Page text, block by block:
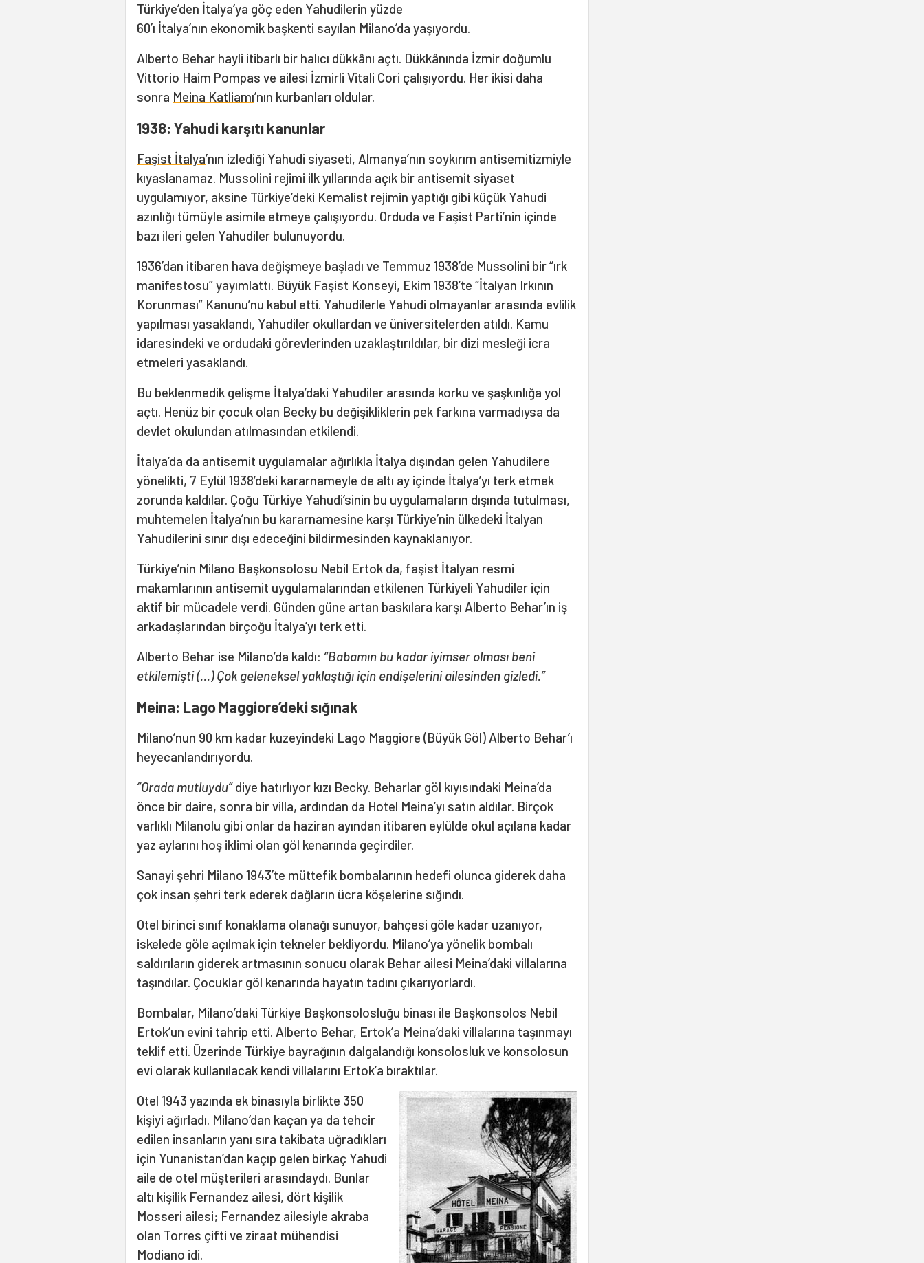
Türkiye’den İtalya’ya göç eden Yahudilerin yüzde
60’ı İtalya’nın ekonomik başkenti sayılan Milano’da yaşıyordu.
Alberto Behar hayli itibarlı bir halıcı dükkânı açtı. Dükkânında İzmir doğumlu
Vittorio Haim Pompas ve ailesi İzmirli Vitali Cori çalışıyordu. Her ikisi daha
sonra Meina Katliamı’nın kurbanları oldular.
1938: Yahudi karşıtı kanunlar
Faşist İtalya’nın izlediği Yahudi siyaseti, Almanya’nın soykırım antisemitizmiyle
kıyaslanamaz. Mussolini rejimi ilk yıllarında açık bir antisemit siyaset
uygulamıyor, aksine Türkiye’deki Kemalist rejimin yaptığı gibi küçük Yahudi
azınlığı tümüyle asimile etmeye çalışıyordu. Orduda ve Faşist Parti’nin içinde
bazı ileri gelen Yahudiler bulunuyordu.
1936’dan itibaren hava değişmeye başladı ve Temmuz 1938’de Mussolini bir “ırk
manifestosu” yayımlattı. Büyük Faşist Konseyi, Ekim 1938’te “İtalyan Irkının
Korunması” Kanunu’nu kabul etti. Yahudilerle Yahudi olmayanlar arasında evlilik
yapılması yasaklandı, Yahudiler okullardan ve üniversitelerden atıldı. Kamu
idaresindeki ve ordudaki görevlerinden uzaklaştırıldılar, bir dizi mesleği icra
etmeleri yasaklandı.
Bu beklenmedik gelişme İtalya’daki Yahudiler arasında korku ve şaşkınlığa yol
açtı. Henüz bir çocuk olan Becky bu değişikliklerin pek farkına varmadıysa da
devlet okulundan atılmasından etkilendi.
İtalya’da da antisemit uygulamalar ağırlıkla İtalya dışından gelen Yahudilere
yönelikti, 7 Eylül 1938’deki kararnameyle de altı ay içinde İtalya’yı terk etmek
zorunda kaldılar. Çoğu Türkiye Yahudi’sinin bu uygulamaların dışında tutulması,
muhtemelen İtalya’nın bu kararnamesine karşı Türkiye’nin ülkedeki İtalyan
Yahudilerini sınır dışı edeceğini bildirmesinden kaynaklanıyor.
Türkiye’nin Milano Başkonsolosu Nebil Ertok da, faşist İtalyan resmi
makamlarının antisemit uygulamalarından etkilenen Türkiyeli Yahudiler için
aktif bir mücadele verdi. Günden güne artan baskılara karşı Alberto Behar’ın iş
arkadaşlarından birçoğu İtalya’yı terk etti.
Alberto Behar ise Milano’da kaldı: “Babamın bu kadar iyimser olması beni
etkilemişti (…) Çok geleneksel yaklaştığı için endişelerini ailesinden gizledi.”
Meina: Lago Maggiore’deki sığınak
Milano’nun 90 km kadar kuzeyindeki Lago Maggiore (Büyük Göl) Alberto Behar’ı
heyecanlandırıyordu.
“Orada mutluydu”diye hatırlıyor kızı Becky. Beharlar göl kıyısındaki Meina’da
önce bir daire, sonra bir villa, ardından da Hotel Meina’yı satın aldılar. Birçok
varlıklı Milanolu gibi onlar da haziran ayından itibaren eylülde okul açılana kadar
yaz aylarını hoş iklimi olan göl kenarında geçirdiler.
Sanayi şehri Milano 1943’te müttefik bombalarının hedefi olunca giderek daha
çok insan şehri terk ederek dağların ücra köşelerine sığındı.
Otel birinci sınıf konaklama olanağı sunuyor, bahçesi göle kadar uzanıyor,
iskelede göle açılmak için tekneler bekliyordu. Milano’ya yönelik bombalı
saldırıların giderek artmasının sonucu olarak Behar ailesi Meina’daki villalarına
taşındılar. Çocuklar göl kenarında hayatın tadını çıkarıyorlardı.
Bombalar, Milano’daki Türkiye Başkonsolosluğu binası ile Başkonsolos Nebil
Ertok’un evini tahrip etti. Alberto Behar, Ertok’a Meina’daki villalarına taşınmayı
teklif etti. Üzerinde Türkiye bayrağının dalgalandığı konsolosluk ve konsolosun
evi olarak kullanılacak kendi villalarını Ertok’a bıraktılar.
Otel 1943 yazında ek binasıyla birlikte 350
kişiyi ağırladı. Milano’dan kaçan ya da tehcir
edilen insanların yanı sıra takibata uğradıkları
için Yunanistan’dan kaçıp gelen birkaç Yahudi
aile de otel müşterileri arasındaydı. Bunlar
altı kişilik Fernandez ailesi, dört kişilik
Mosseri ailesi; Fernandez ailesiyle akraba
olan Torres çifti ve ziraat mühendisi
Modiano idi.